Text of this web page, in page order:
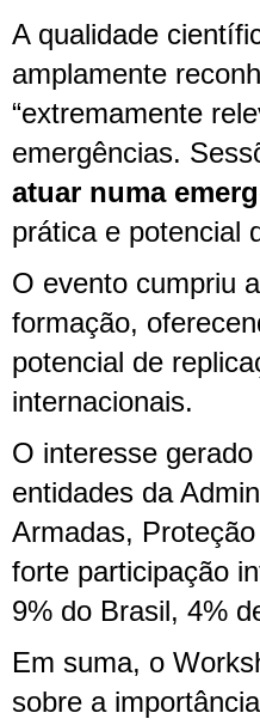
A qualidade
amplamente
“extremamente
emergências.
atuar numa
prática e potencial
O evento cumpriu
formação,
potencial de
internacionais.
O interesse
entidades da
Armadas,
forte participação
9% do Brasil, 4%
Em suma, o
sobre a